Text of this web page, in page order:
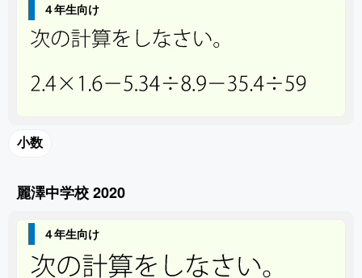
４年生向け
小数
麗澤中学校 2020
４年生向け